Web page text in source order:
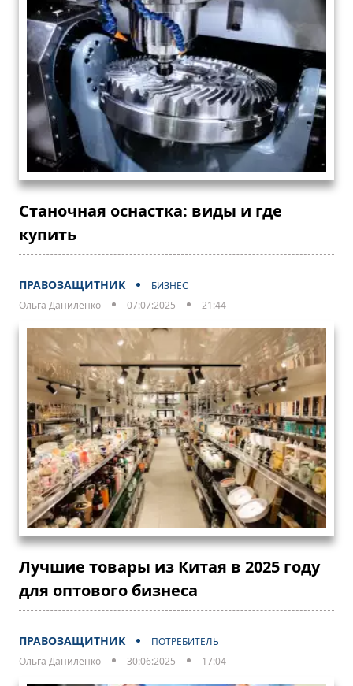
Станочная оснастка: виды и где
купить
ПРАВОЗАЩИТНИК
БИЗНЕС
Ольга Даниленко
07:07:2025 21:44
Лучшие товары из Китая в 2025 году
для оптового бизнеса
ПРАВОЗАЩИТНИК
ПОТРЕБИТЕЛЬ
Ольга Даниленко
30:06:2025 17:04